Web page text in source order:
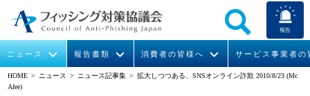
報告
ニュース 報告書類 消費者の皆様へ サービス事業者の
HOME > ニュース > ニュース記事集 > 拡大しつつある、SNSオンライン詐欺 2010/8/23 (Mc
Afee)